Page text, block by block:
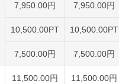
7,950.00円 7,950.00円
10,500.00PT 10,500.00PT
7,500.00円 7,500.00円
11,500.00円 11,500.00円